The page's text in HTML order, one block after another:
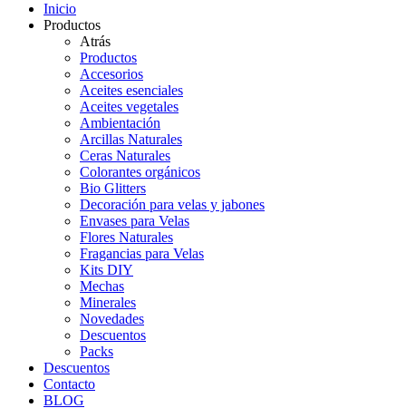
Inicio
Productos
Atrás
Productos
Accesorios
Aceites esenciales
Aceites vegetales
Ambientación
Arcillas Naturales
Ceras Naturales
Colorantes orgánicos
Bio Glitters
Decoración para velas y jabones
Envases para Velas
Flores Naturales
Fragancias para Velas
Kits DIY
Mechas
Minerales
Novedades
Descuentos
Packs
Descuentos
Contacto
BLOG